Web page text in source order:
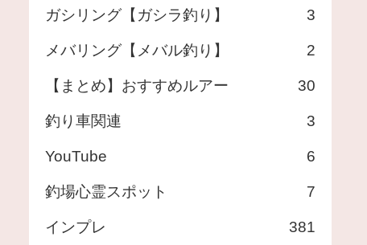
ガシリング【ガシラ釣り】 3
メバリング【メバル釣り】 2
【まとめ】おすすめルアー 30
釣り車関連 3
YouTube 6
釣場心霊スポット 7
インプレ 381